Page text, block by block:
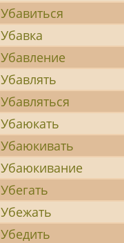
Убавиться
Убавка
Убавление
Убавлять
Убавляться
Убаюкать
Убаюкивать
Убаюкивание
Убегать
Убежать
Убедить